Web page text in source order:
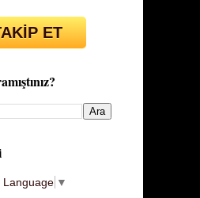
ET
Language ▼